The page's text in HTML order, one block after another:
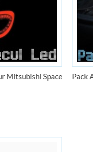
Mitsubishi Space
Pack